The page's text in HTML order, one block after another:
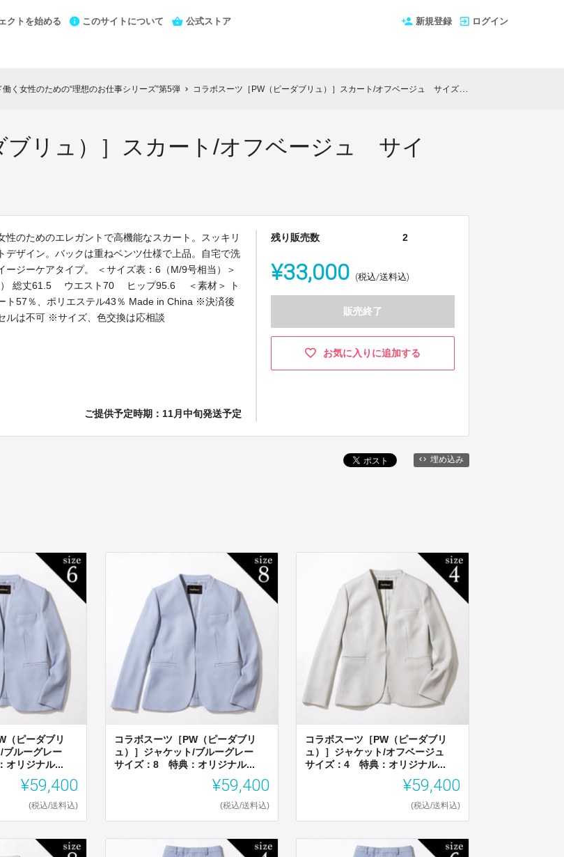
クトを始める このサイトについて 公式ストア 新規登録 ログイン
く女性のための“理想のお仕事シリーズ”第5弾 chevron_right コラボスーツ［PW（ピーダブリュ）］スカート/オフベージュ サイズ：6（M/9号相当）
ブリュ）］スカート/オフベージュ サイ
性のためのエレガントで高機能なスカート。スッキリ
デザイン。バックは重ねベンツ仕様で上品。自宅で洗
ージーケアタイプ。 ＜サイズ表：6（M/9号相当）＞
） 総丈61.5 ウエスト70 ヒップ95.6 ＜素材＞ ト
ト57％、ポリエステル43％ Made in China ※決済後
ルは不可 ※サイズ、色交換は応相談
ご提供予定時期：11月中旬発送予定
残り販売数 2
¥33,000 (税込/送料込)
販売終了
お気に入りに追加する
埋め込み
（ピーダブリ
/ブルーグレー
リジナル...
¥59,400
(税込/送料込)
コラボスーツ［PW（ピーダブリ
ュ）］ジャケット/ブルーグレー
サイズ：8 特典：オリジナル...
¥59,400
(税込/送料込)
コラボスーツ［PW（ピーダブリ
ュ）］ジャケット/オフベージュ
サイズ：4 特典：オリジナル...
¥59,400
(税込/送料込)